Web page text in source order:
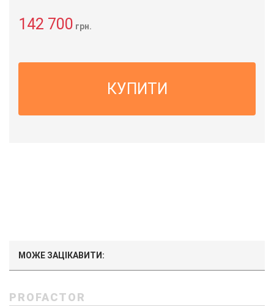
142 700 грн.
КУПИТИ
МОЖЕ ЗАЦІКАВИТИ:
PROFACTOR